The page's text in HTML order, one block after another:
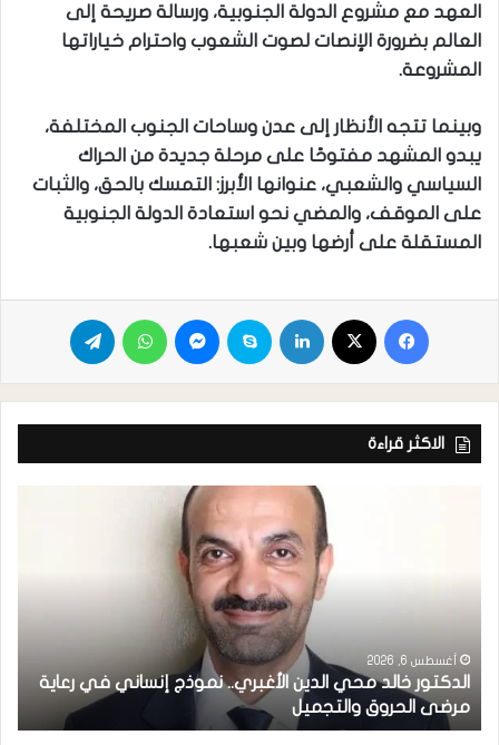
العهد مع مشروع الدولة الجنوبية، ورسالة صريحة إلى
العالم بضرورة الإنصات لصوت الشعوب واحترام خياراتها
المشروعة.
وبينما تتجه الأنظار إلى عدن وساحات الجنوب المختلفة،
يبدو المشهد مفتوحًا على مرحلة جديدة من الحراك
السياسي والشعبي، عنوانها الأبرز: التمسك بالحق، والثبات
على الموقف، والمضي نحو استعادة الدولة الجنوبية
المستقلة على أرضها وبين شعبها.
الاكثر قراءة
أغسطس 6, 2026
الدكتور خالد محي الدين الأغبري.. نموذج إنساني في رعاية
مرضى الحروق والتجميل